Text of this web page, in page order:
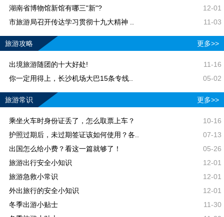
湖南省博物馆新馆有哪三"新"?
12-01
市旅游局召开传达学习贯彻十九大精神 ..
11-03
旅游攻略 更多>>
出境旅游随团的十大好处!
11-16
你一定用得上，长沙机场大巴15条专线..
05-02
旅游常识 更多>>
乘坐火车时身份证丢了，怎么取票上车？
10-16
护照过期后，未过期签证该如何使用？各..
07-13
出国怎么给小费？看这一篇就够了！
05-26
旅游出行安全小知识
12-01
旅游急救小常识
12-01
外出旅行的安全小知识
12-01
冬季出游小贴士
11-30